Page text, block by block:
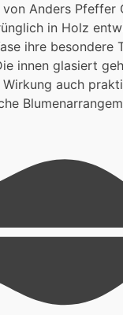
Anders Pfeffer
in Holz
ihre besondere
innen glasiert
auch